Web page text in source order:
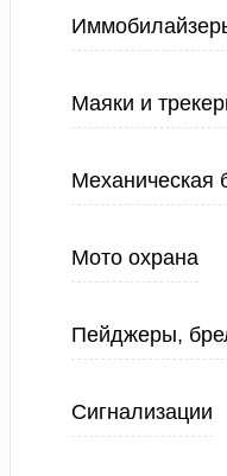
Маяки и
Механическая
Мото охрана
Пейджеры,
Сигнализации